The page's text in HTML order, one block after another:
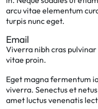
arcu vitae elementum
turpis nunc eget.
Email
Viverra nibh cras
vitae proin.
Eget magna fermentum
viverra. Senectus et
amet luctus venenatis